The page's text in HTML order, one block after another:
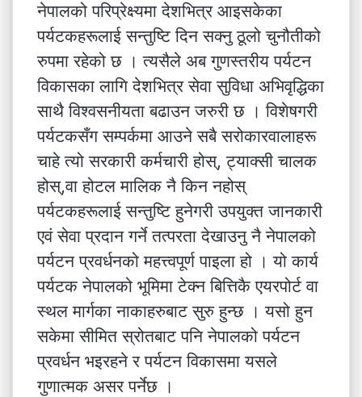
नेपालको परिप्रेक्ष्यमा देशभित्र आइसकेका
पर्यटकहरूलाई सन्तुष्टि दिन सक्नु ठूलो चुनौतीको
रुपमा रहेको छ । त्यसैले अब गुणस्तरीय पर्यटन
विकासका लागि देशभित्र सेवा सुविधा अभिवृद्धिका
साथै विश्वसनीयता बढाउन जरुरी छ । विशेषगरी
पर्यटकसँग सम्पर्कमा आउने सबै सरोकारवालाहरू
चाहे त्यो सरकारी कर्मचारी होस्, ट्याक्सी चालक
होस्,वा होटल मालिक नै किन नहोस्
पर्यटकहरूलाई सन्तुष्टि हुनेगरी उपयुक्त जानकारी
एवं सेवा प्रदान गर्ने तत्परता देखाउनु नै नेपालको
पर्यटन प्रवर्धनको महत्त्वपूर्ण पाइला हो । यो कार्य
पर्यटक नेपालको भूमिमा टेक्न बित्तिकै एयरपोर्ट वा
स्थल मार्गका नाकाहरुबाट सुरु हुन्छ । यसो हुन
सकेमा सीमित स्रोतबाट पनि नेपालको पर्यटन
प्रवर्धन भइरहने र पर्यटन विकासमा यसले
गुणात्मक असर पर्नेछ ।